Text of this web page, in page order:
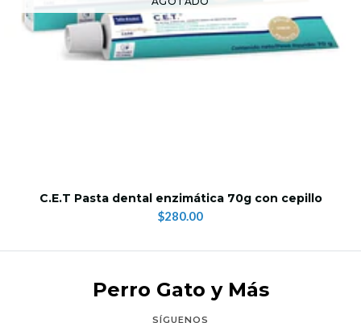
C.E.T Pasta dental enzimática 70g con cepillo
$280.00
Perro Gato y Más
SÍGUENOS